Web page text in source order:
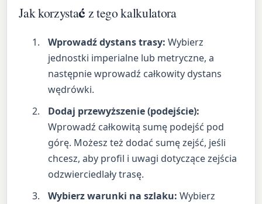
Jak korzystać z tego kalkulatora
Wprowadź dystans trasy: Wybierz
jednostki imperialne lub metryczne, a
następnie wprowadź całkowity dystans
wędrówki.
Dodaj przewyższenie (podejście):
Wprowadź całkowitą sumę podejść pod
górę. Możesz też dodać sumę zejść, jeśli
chcesz, aby profil i uwagi dotyczące zejścia
odzwierciedlały trasę.
Wybierz warunki na szlaku: Wybierz